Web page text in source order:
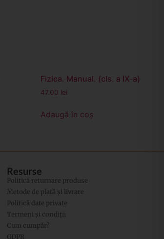
Fizica. Manual. (cls. a IX-a)
47.00 lei
Adaugă în coș
Resurse
Politică returnare produse
Metode de plată și livrare
Politică date private
Termeni și condiții
Cum cumpăr?
GDPR